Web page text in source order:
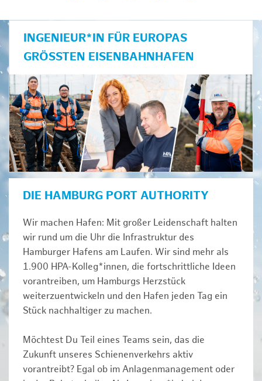
INGENIEUR*IN FÜR EUROPAS
GRÖSSTEN EISENBAHNHAFEN
DIE HAMBURG PORT AUTHORITY
Wir machen Hafen: Mit großer Leidenschaft halten
wir rund um die Uhr die Infrastruktur des
Hamburger Hafens am Laufen. Wir sind mehr als
1.900 HPA-Kolleg*innen, die fortschrittliche Ideen
vorantreiben, um Hamburgs Herzstück
weiterzuentwickeln und den Hafen jeden Tag ein
Stück nachhaltiger zu machen.
Möchtest Du Teil eines Teams sein, das die
Zukunft unseres Schienenverkehrs aktiv
vorantreibt? Egal ob im Anlagenmanagement oder